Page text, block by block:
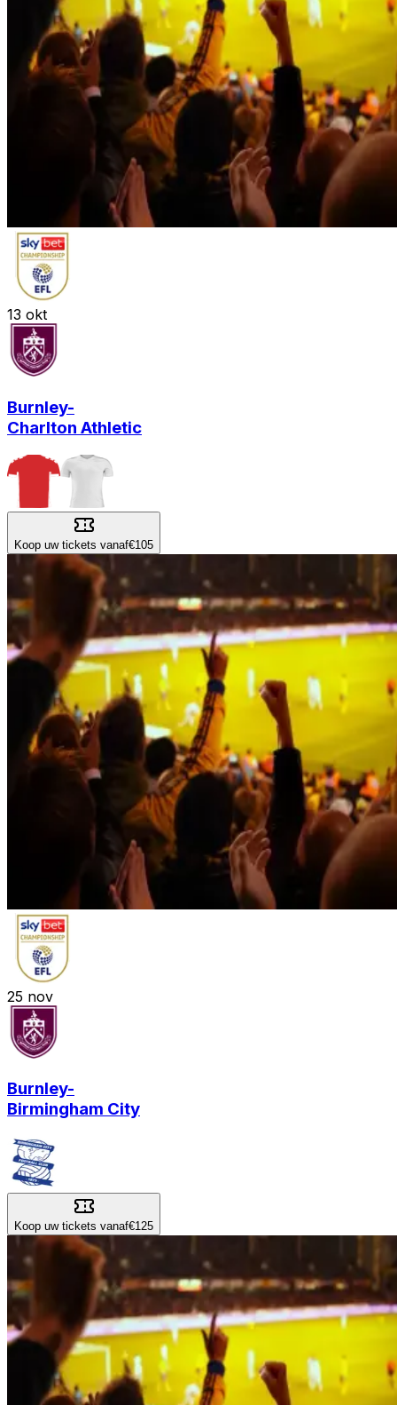
13 okt
Burnley-
Charlton Athletic
Koop uw tickets vanaf€105
25 nov
Burnley-
Birmingham City
Koop uw tickets vanaf€125